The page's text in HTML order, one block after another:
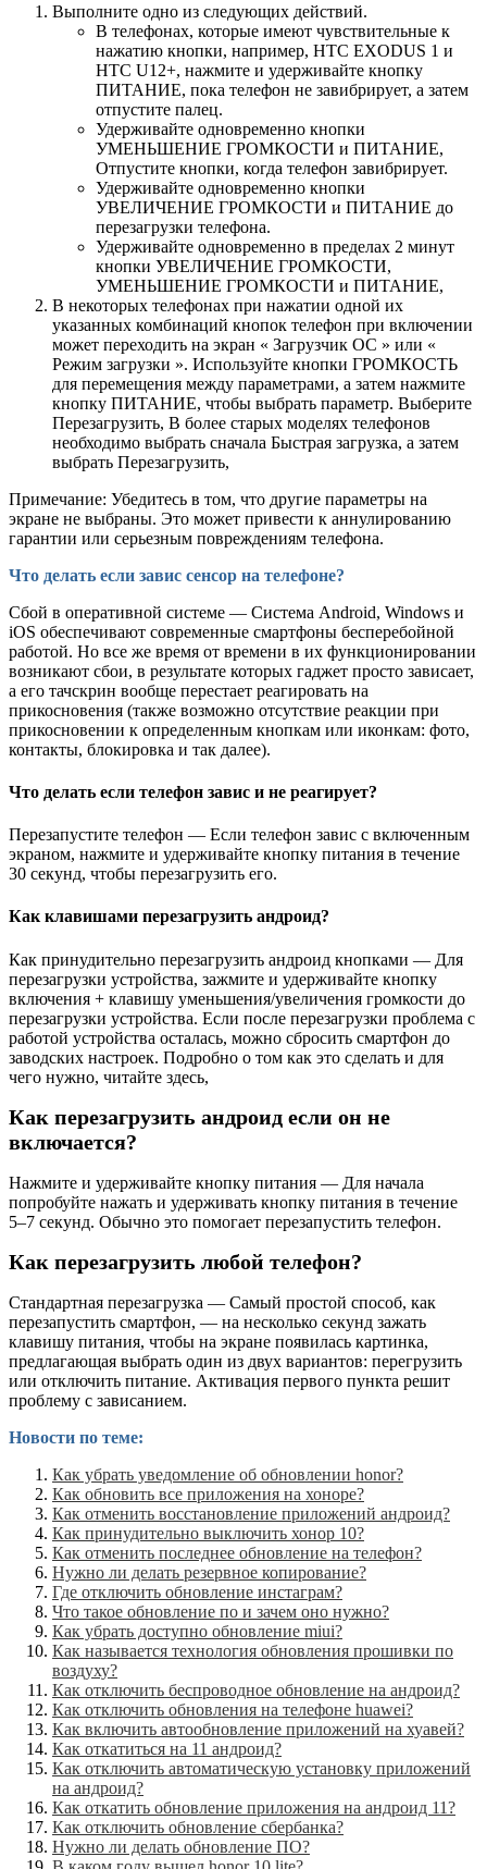
Выполните одно из следующих действий.
В телефонах, которые имеют чувствительные к
нажатию кнопки, например, HTC EXODUS 1 и
HTC U12‍+, нажмите и удерживайте кнопку
ПИТАНИЕ, пока телефон не завибрирует, а затем
отпустите палец.
Удерживайте одновременно кнопки
УМЕНЬШЕНИЕ ГРОМКОСТИ и ПИТАНИЕ,
Отпустите кнопки, когда телефон завибрирует.
Удерживайте одновременно кнопки
УВЕЛИЧЕНИЕ ГРОМКОСТИ и ПИТАНИЕ до
перезагрузки телефона.
Удерживайте одновременно в пределах 2 минут
кнопки УВЕЛИЧЕНИЕ ГРОМКОСТИ,
УМЕНЬШЕНИЕ ГРОМКОСТИ и ПИТАНИЕ,
В некоторых телефонах при нажатии одной их
указанных комбинаций кнопок телефон при включении
может переходить на экран « Загрузчик ОС » или «
Режим загрузки ». Используйте кнопки ГРОМКОСТЬ
для перемещения между параметрами, а затем нажмите
кнопку ПИТАНИЕ, чтобы выбрать параметр. Выберите
Перезагрузить, В более старых моделях телефонов
необходимо выбрать сначала Быстрая загрузка, а затем
выбрать Перезагрузить,
Примечание: Убедитесь в том, что другие параметры на
экране не выбраны. Это может привести к аннулированию
гарантии или серьезным повреждениям телефона.
Что делать если завис сенсор на телефоне?
Сбой в оперативной системе — Система Android, Windows и
iOS обеспечивают современные смартфоны бесперебойной
работой. Но все же время от времени в их функционировании
возникают сбои, в результате которых гаджет просто зависает,
а его тачскрин вообще перестает реагировать на
прикосновения (также возможно отсутствие реакции при
прикосновении к определенным кнопкам или иконкам: фото,
контакты, блокировка и так далее).
Что делать если телефон завис и не реагирует?
Перезапустите телефон — Если телефон завис с включенным
экраном, нажмите и удерживайте кнопку питания в течение
30 секунд, чтобы перезагрузить его.
Как клавишами перезагрузить андроид?
Как принудительно перезагрузить андроид кнопками — Для
перезагрузки устройства, зажмите и удерживайте кнопку
включения + клавишу уменьшения/увеличения громкости до
перезагрузки устройства. Если после перезагрузки проблема с
работой устройства осталась, можно сбросить смартфон до
заводских настроек. Подробно о том как это сделать и для
чего нужно, читайте здесь,
Как перезагрузить андроид если он не
включается?
Нажмите и удерживайте кнопку питания — Для начала
попробуйте нажать и удерживать кнопку питания в течение
5–7 секунд. Обычно это помогает перезапустить телефон.
Как перезагрузить любой телефон?
Стандартная перезагрузка — Самый простой способ, как
перезапустить смартфон, — на несколько секунд зажать
клавишу питания, чтобы на экране появилась картинка,
предлагающая выбрать один из двух вариантов: перегрузить
или отключить питание. Активация первого пункта решит
проблему с зависанием.
Новости по теме:
Как убрать уведомление об обновлении honor?
Как обновить все приложения на хоноре?
Как отменить восстановление приложений андроид?
Как принудительно выключить хонор 10?
Как отменить последнее обновление на телефон?
Нужно ли делать резервное копирование?
Где отключить обновление инстаграм?
Что такое обновление по и зачем оно нужно?
Как убрать доступно обновление miui?
Как называется технология обновления прошивки по
воздуху?
Как отключить беспроводное обновление на андроид?
Как отключить обновления на телефоне huawei?
Как включить автообновление приложений на хуавей?
Как откатиться на 11 андроид?
Как отключить автоматическую установку приложений
на андроид?
Как откатить обновление приложения на андроид 11?
Как отключить обновление сбербанка?
Нужно ли делать обновление ПО?